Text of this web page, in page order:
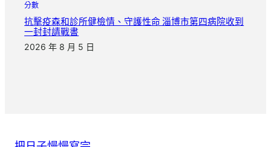
分數
抗擊疫森和診所健檢情、守護性命 淄博市第四病院收到
一封封請戰書
2026 年 8 月 5 日